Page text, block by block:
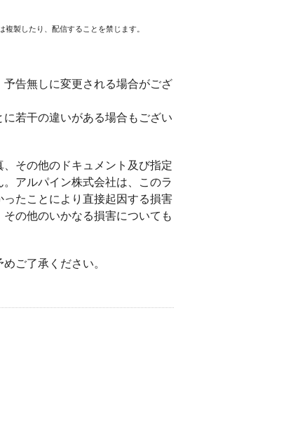
製したり、配信することを禁じます。
告無しに変更される場合がござ
若干の違いがある場合もござい
その他のドキュメント及び指定
アルパイン株式会社は、このラ
たことにより直接起因する損害
の他のいかなる損害についても
ご了承ください。